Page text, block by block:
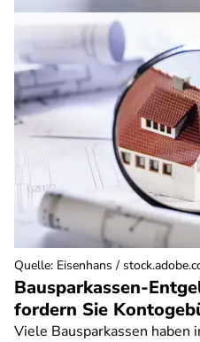
Bausparkassen-
fordern Sie
Viele Bausparkassen haben
Quelle: Eisenhans /